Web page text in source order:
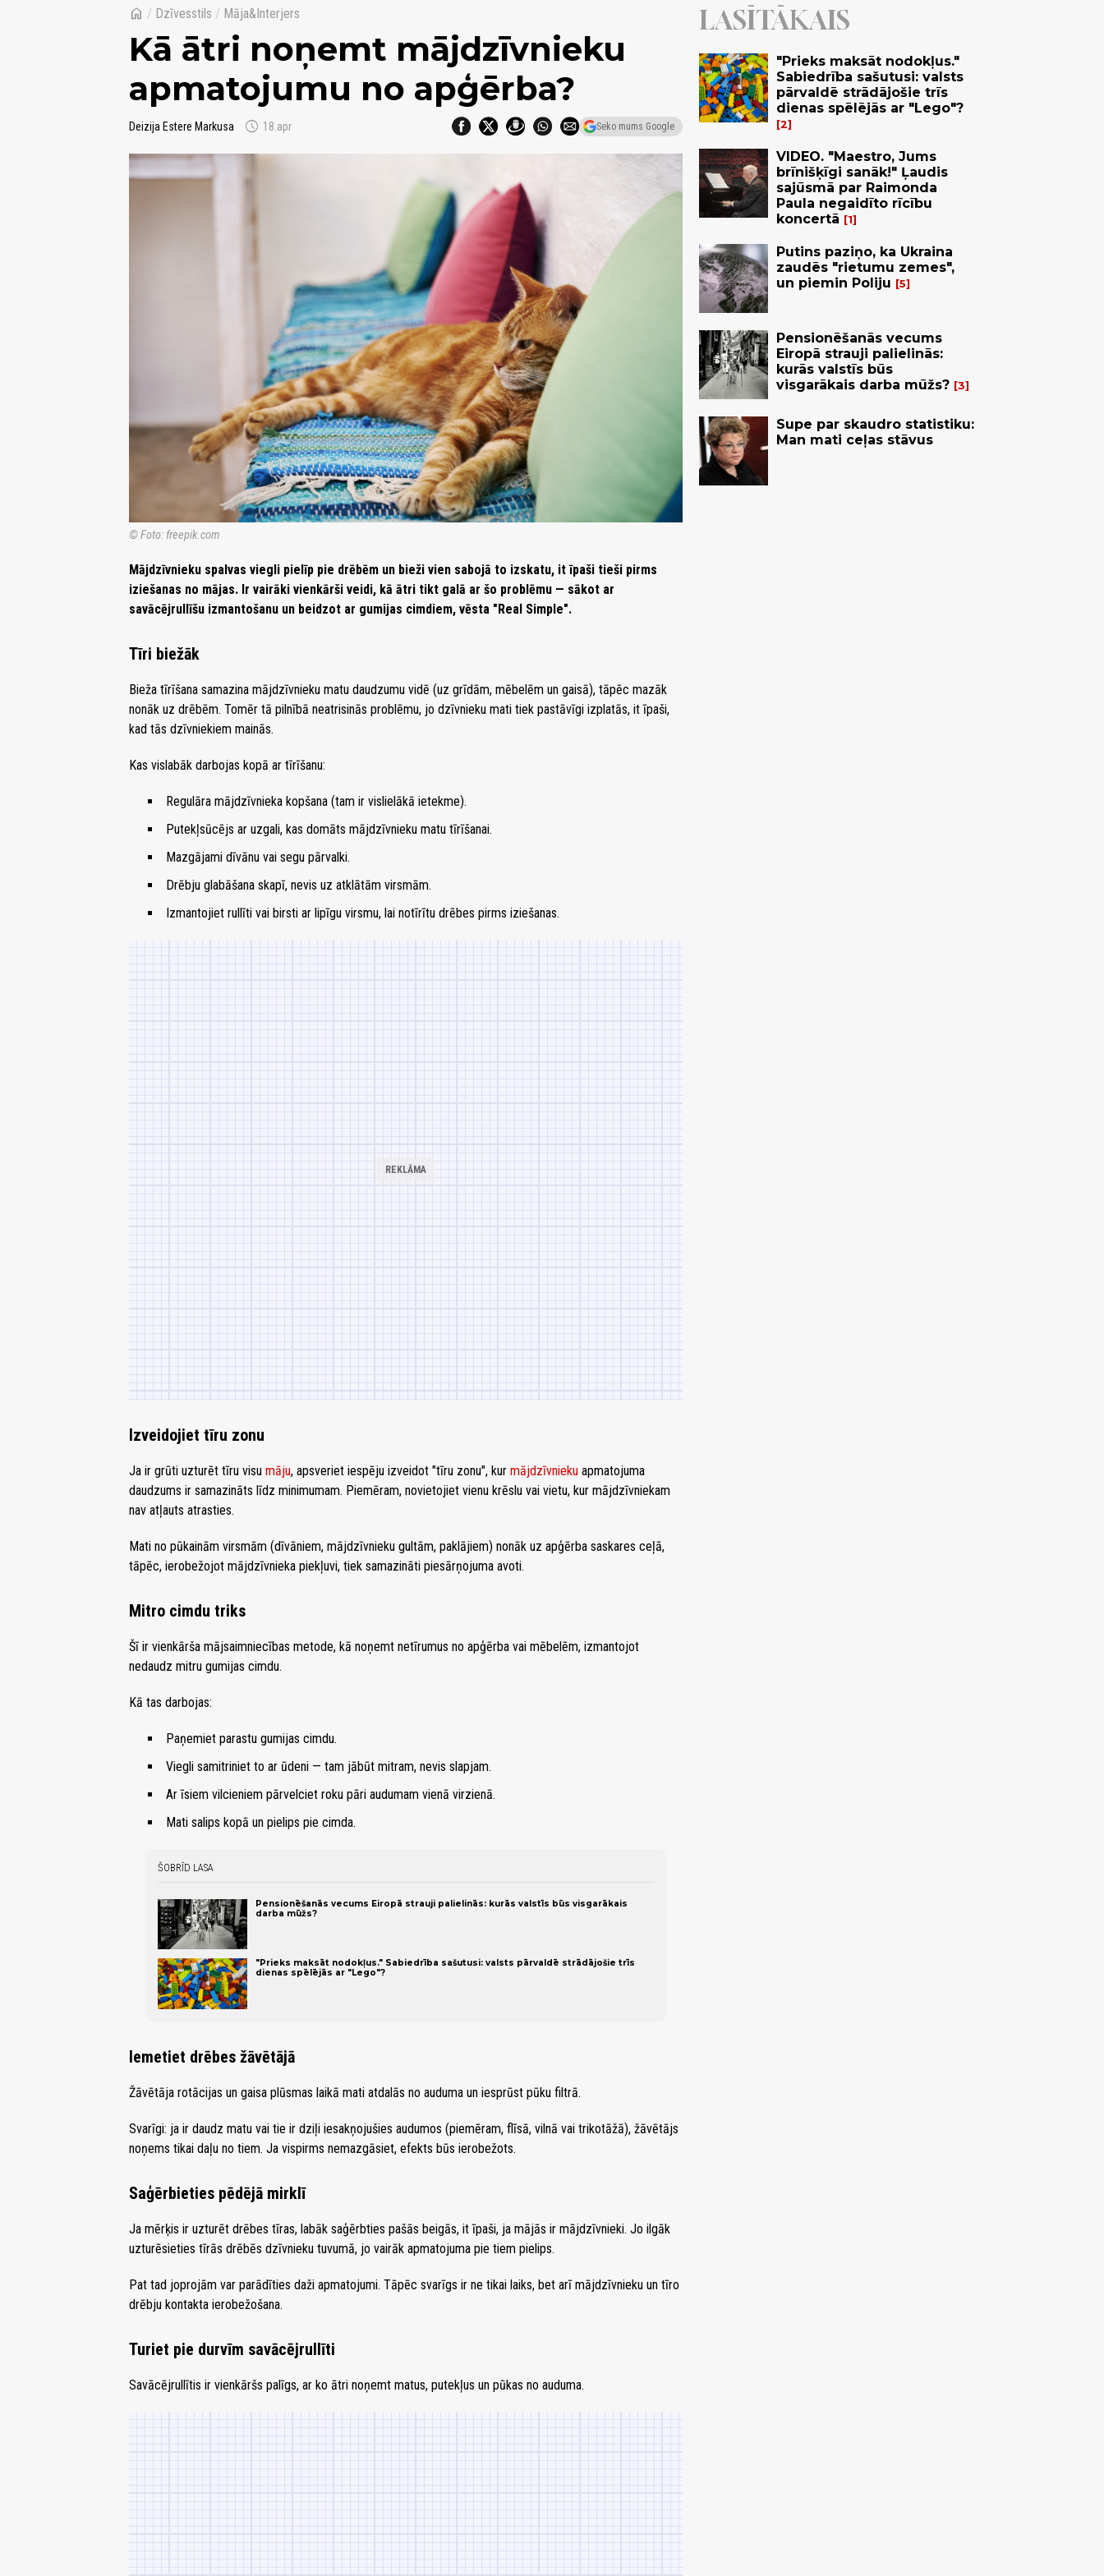
home / Dzīvesstils / Māja&Interjers
Kā ātri noņemt mājdzīvnieku
apmatojumu no apģērba?
Deizija Estere Markusa schedule 18.apr Seko mums Google
© Foto: freepik.com
Mājdzīvnieku spalvas viegli pielīp pie drēbēm un bieži vien sabojā to izskatu, it īpaši tieši pirms
iziešanas no mājas. Ir vairāki vienkārši veidi, kā ātri tikt galā ar šo problēmu — sākot ar
savācējrullīšu izmantošanu un beidzot ar gumijas cimdiem, vēsta "Real Simple".
Tīri biežāk
Bieža tīrīšana samazina mājdzīvnieku matu daudzumu vidē (uz grīdām, mēbelēm un gaisā), tāpēc mazāk
nonāk uz drēbēm. Tomēr tā pilnībā neatrisinās problēmu, jo dzīvnieku mati tiek pastāvīgi izplatās, it īpaši,
kad tās dzīvniekiem mainās.
Kas vislabāk darbojas kopā ar tīrīšanu:
Regulāra mājdzīvnieka kopšana (tam ir vislielākā ietekme).
Putekļsūcējs ar uzgali, kas domāts mājdzīvnieku matu tīrīšanai.
Mazgājami dīvānu vai segu pārvalki.
Drēbju glabāšana skapī, nevis uz atklātām virsmām.
Izmantojiet rullīti vai birsti ar lipīgu virsmu, lai notīrītu drēbes pirms iziešanas.
Izveidojiet tīru zonu
Ja ir grūti uzturēt tīru visu māju, apsveriet iespēju izveidot "tīru zonu", kur mājdzīvnieku apmatojuma
daudzums ir samazināts līdz minimumam. Piemēram, novietojiet vienu krēslu vai vietu, kur mājdzīvniekam
nav atļauts atrasties.
Mati no pūkainām virsmām (dīvāniem, mājdzīvnieku gultām, paklājiem) nonāk uz apģērba saskares ceļā,
tāpēc, ierobežojot mājdzīvnieka piekļuvi, tiek samazināti piesārņojuma avoti.
Mitro cimdu triks
Šī ir vienkārša mājsaimniecības metode, kā noņemt netīrumus no apģērba vai mēbelēm, izmantojot
nedaudz mitru gumijas cimdu.
Kā tas darbojas:
Paņemiet parastu gumijas cimdu.
Viegli samitriniet to ar ūdeni — tam jābūt mitram, nevis slapjam.
Ar īsiem vilcieniem pārvelciet roku pāri audumam vienā virzienā.
Mati salips kopā un pielips pie cimda.
ŠOBRĪD LASA
Pensionēšanās vecums Eiropā strauji palielinās: kurās valstīs būs visgarākais
darba mūžs?
"Prieks maksāt nodokļus." Sabiedrība sašutusi: valsts pārvaldē strādājošie trīs
dienas spēlējās ar "Lego"?
Iemetiet drēbes žāvētājā
Žāvētāja rotācijas un gaisa plūsmas laikā mati atdalās no auduma un iesprūst pūku filtrā.
Svarīgi: ja ir daudz matu vai tie ir dziļi iesakņojušies audumos (piemēram, flīsā, vilnā vai trikotāžā), žāvētājs
noņems tikai daļu no tiem. Ja vispirms nemazgāsiet, efekts būs ierobežots.
Saģērbieties pēdējā mirklī
Ja mērķis ir uzturēt drēbes tīras, labāk saģērbties pašās beigās, it īpaši, ja mājās ir mājdzīvnieki. Jo ilgāk
uzturēsieties tīrās drēbēs dzīvnieku tuvumā, jo vairāk apmatojuma pie tiem pielips.
Pat tad joprojām var parādīties daži apmatojumi. Tāpēc svarīgs ir ne tikai laiks, bet arī mājdzīvnieku un tīro
drēbju kontakta ierobežošana.
Turiet pie durvīm savācējrullīti
Savācējrullītis ir vienkāršs palīgs, ar ko ātri noņemt matus, putekļus un pūkas no auduma.
LASĪTĀKAIS
"Prieks maksāt nodokļus."
Sabiedrība sašutusi: valsts
pārvaldē strādājošie trīs
dienas spēlējās ar "Lego"?
2
VIDEO. "Maestro, Jums
brīnišķīgi sanāk!" Ļaudis
sajūsmā par Raimonda
Paula negaidīto rīcību
koncertā
1
Putins paziņo, ka Ukraina
zaudēs "rietumu zemes",
un piemin Poliju
5
Pensionēšanās vecums
Eiropā strauji palielinās:
kurās valstīs būs
visgarākais darba mūžs?
3
Supe par skaudro statistiku:
Man mati ceļas stāvus